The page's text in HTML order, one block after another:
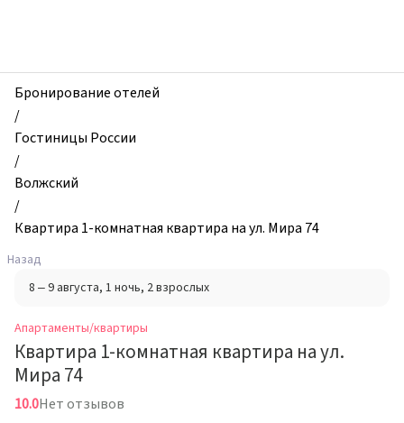
и
квартиры,
Квартира
1-
комнатная
квартира
на
ул.
Мира
74,
Волжский,
Россия
Бронирование отелей
/
Гостиницы России
/
Волжский
/
Квартира 1-комнатная квартира на ул. Мира 74
Назад
8 – 9 августа, 1 ночь, 2 взрослых
Апартаменты/квартиры
Квартира 1-комнатная квартира на ул.
Мира 74
10.0Нет отзывов